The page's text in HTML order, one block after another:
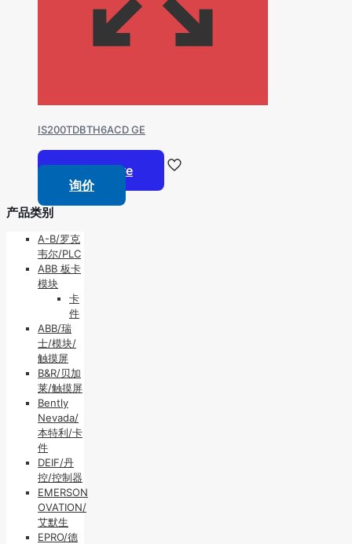
IS200TDBTH6ACD GE
Read more
询价
产品类别
A-B/罗克
韦尔/PLC
ABB 板卡
模块
卡
件
ABB/瑞
士/模块/
触摸屏
B&R/贝加
莱/触摸屏
Bently
Nevada/
本特利/卡
件
DEIF/丹
控/控制器
EMERSON
OVATION/
艾默生
EPRO/德